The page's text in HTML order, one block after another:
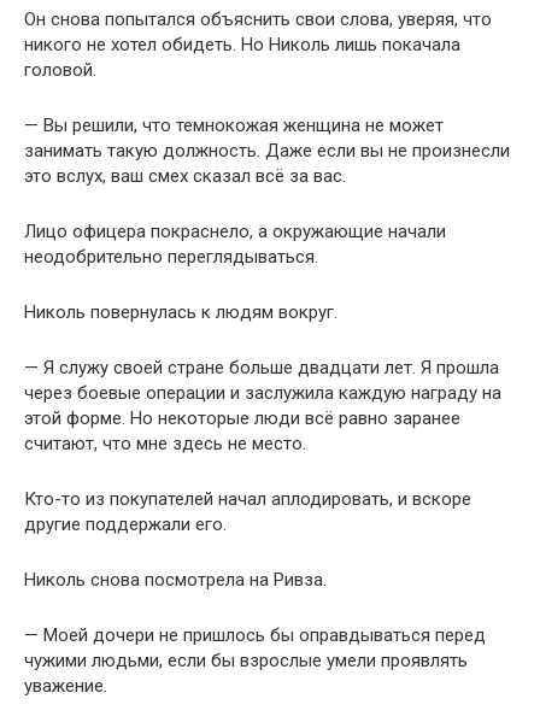
Он снова попытался объяснить свои слова, уверяя, что
никого не хотел обидеть. Но Николь лишь покачала
головой.
— Вы решили, что темнокожая женщина не может
занимать такую должность. Даже если вы не произнесли
это вслух, ваш смех сказал всё за вас.
Лицо офицера покраснело, а окружающие начали
неодобрительно переглядываться.
Николь повернулась к людям вокруг.
— Я служу своей стране больше двадцати лет. Я прошла
через боевые операции и заслужила каждую награду на
этой форме. Но некоторые люди всё равно заранее
считают, что мне здесь не место.
Кто-то из покупателей начал аплодировать, и вскоре
другие поддержали его.
Николь снова посмотрела на Ривза.
— Моей дочери не пришлось бы оправдываться перед
чужими людьми, если бы взрослые умели проявлять
уважение.